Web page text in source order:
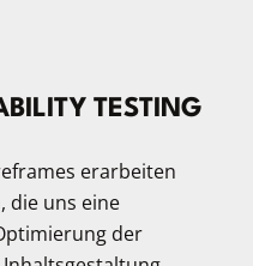
TESTING
erarbeiten
, die uns eine
der